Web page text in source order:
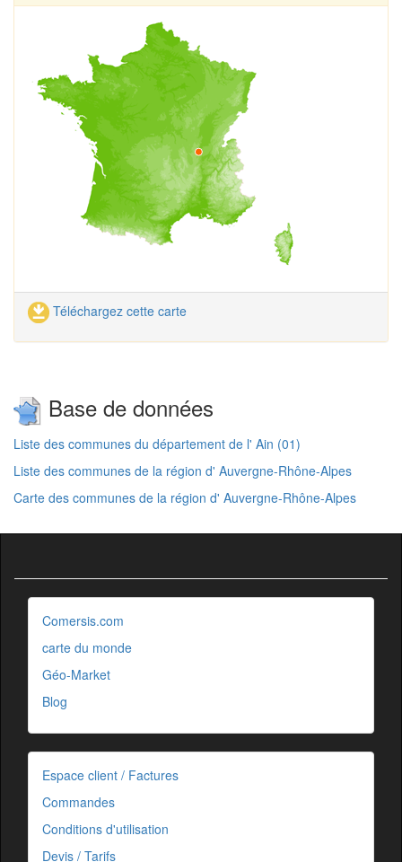
Téléchargez cette carte
Base de données
Liste des communes du département de l' Ain (01)
Liste des communes de la région d' Auvergne-Rhône-Alpes
Carte des communes de la région d' Auvergne-Rhône-Alpes
Comersis.com
carte du monde
Géo-Market
Blog
Espace client / Factures
Commandes
Conditions d'utilisation
Devis / Tarifs